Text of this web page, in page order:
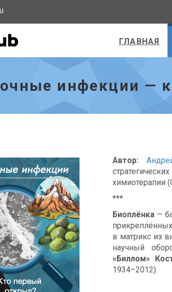
ГЛАВНАЯ
инфекции —
Автор:
химиотерапии
***
Биоплёнка—
в матрикс из
научный
«Биллом»
1934–2012).